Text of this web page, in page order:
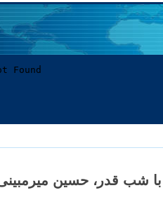
شب قدر، حسين